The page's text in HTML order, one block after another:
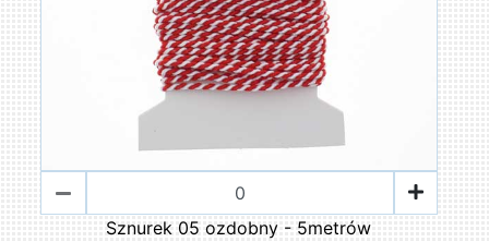
Sznurek 05 ozdobny - 5metrów